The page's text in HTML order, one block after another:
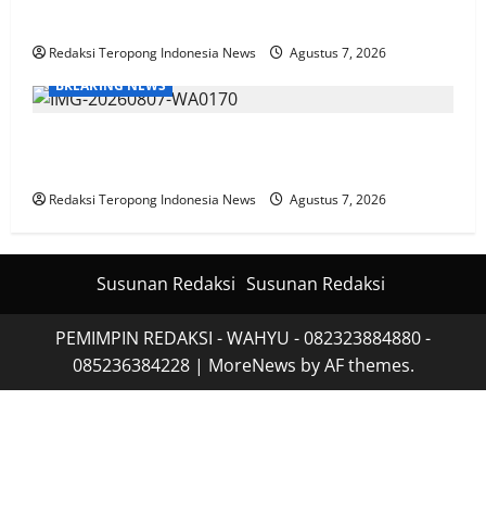
Redaksi Teropong Indonesia News
Agustus 7, 2026
BREAKING NEWS
Redaksi Teropong Indonesia News Agustus 7, 2026
Susunan Redaksi Susunan Redaksi
PEMIMPIN REDAKSI - WAHYU - 082323884880 -
085236384228 | MoreNews by AF themes.